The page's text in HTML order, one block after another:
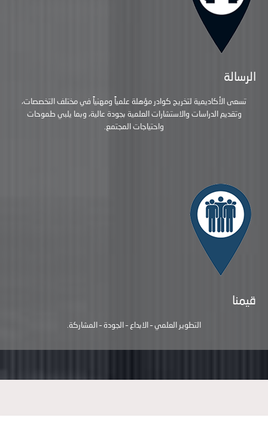
الرسالة
تسعى الأكاديمية لتخريج كوادر مؤهلة علمياً ومهنياً في مختلف التخصصات،
وتقديم الدراسات والاستشارات العلمية بجودة عالية، وبما يلبي طموحات
واحتياجات المجتمع.
قيمنا
التطوير العلمي – الابداع – الجودة – المشاركة.